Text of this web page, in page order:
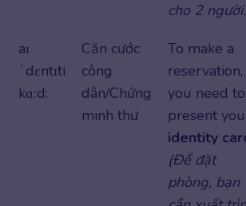
cho 2
aɪ
ˈdɛntɪti
kɑːd:
Căn cước
công
dân/Chứng
minh thư
To make a
reservation,
you need to
present
identity
(Để đặt
phòng, bạn